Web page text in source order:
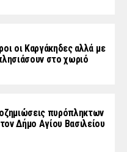
οι Καργάκηδες αλλά με
στο χωριό
πυρόπληκτων
Δήμο Αγίου Βασιλείου